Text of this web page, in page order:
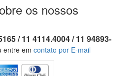
os nossos
/ 11 4114.4004 / 11 94893-
entre em contato por E-mail